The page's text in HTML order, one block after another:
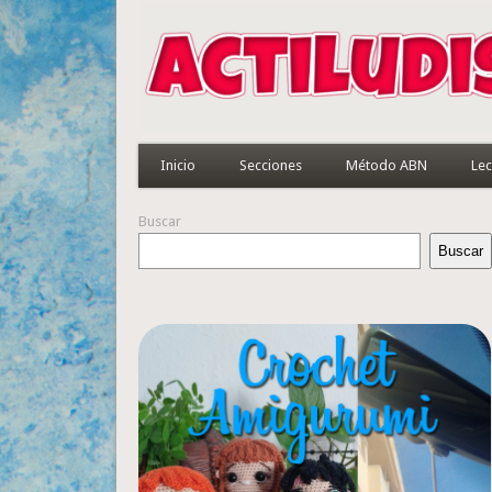
Inicio Secciones Método ABN
Buscar
Buscar